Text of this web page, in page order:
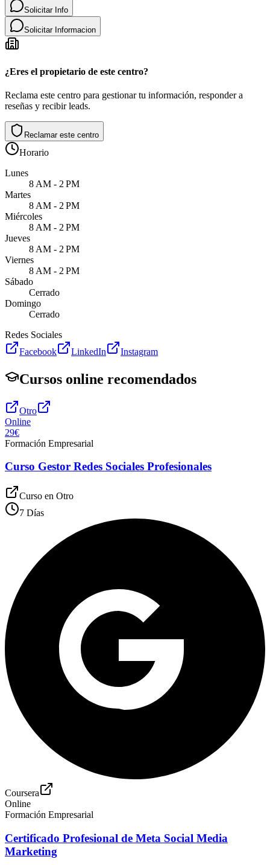
Solicitar Info
Solicitar Informacion
¿Eres el propietario de este centro?
Reclama este centro para gestionar tu información, responder a
reseñas y recibir leads.
Reclamar este centro
Horario
Lunes
8 AM - 2 PM
Martes
8 AM - 2 PM
Miércoles
8 AM - 2 PM
Jueves
8 AM - 2 PM
Viernes
8 AM - 2 PM
Sábado
Cerrado
Domingo
Cerrado
Redes Sociales
Facebook
LinkedIn Instagram
Cursos online recomendados
Otro
Online
29€
Formación Empresarial
Curso Gestor Redes Sociales Profesionales
Curso en Otro
7 Días
Coursera
Online
Formación Empresarial
Certificado Profesional de Meta Social Media
Marketing